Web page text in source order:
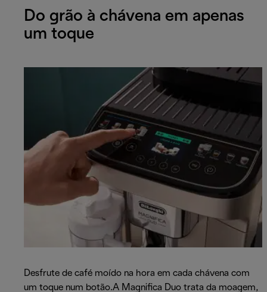
Do grão à chávena em apenas
um toque
Desfrute de café moído na hora em cada chávena com
um toque num botão.A Magnifica Duo trata da moagem,